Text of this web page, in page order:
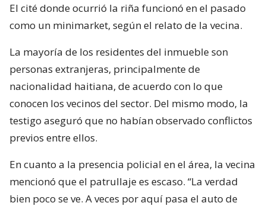
El cité donde ocurrió la riña funcionó en el pasado
como un minimarket, según el relato de la vecina.
La mayoría de los residentes del inmueble son
personas extranjeras, principalmente de
nacionalidad haitiana, de acuerdo con lo que
conocen los vecinos del sector. Del mismo modo, la
testigo aseguró que no habían observado conflictos
previos entre ellos.
En cuanto a la presencia policial en el área, la vecina
mencionó que el patrullaje es escaso. “La verdad
bien poco se ve. A veces por aquí pasa el auto de